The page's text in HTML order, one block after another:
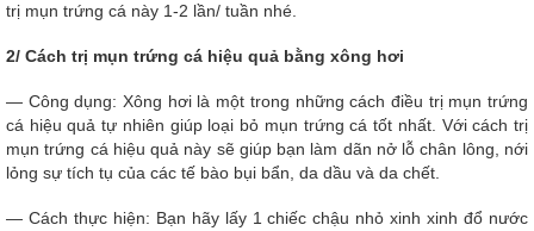
trị mụn trứng cá này 1-2 lần/ tuần nhé.
2/ Cách trị mụn trứng cá hiệu quả bằng xông hơi
— Công dụng: Xông hơi là một trong những cách điều trị mụn trứng
cá hiệu quả tự nhiên giúp loại bỏ mụn trứng cá tốt nhất. Với cách trị
mụn trứng cá hiệu quả này sẽ giúp bạn làm dãn nở lỗ chân lông, nới
lỏng sự tích tụ của các tế bào bụi bẩn, da dầu và da chết.
— Cách thực hiện: Bạn hãy lấy 1 chiếc chậu nhỏ xinh xinh đổ nước